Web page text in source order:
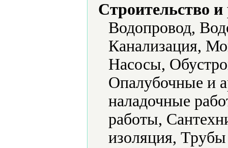
Строительство
Водопровод,
Канализация,
Насосы,
Опалубочные и
наладочные
работы,
изоляция,